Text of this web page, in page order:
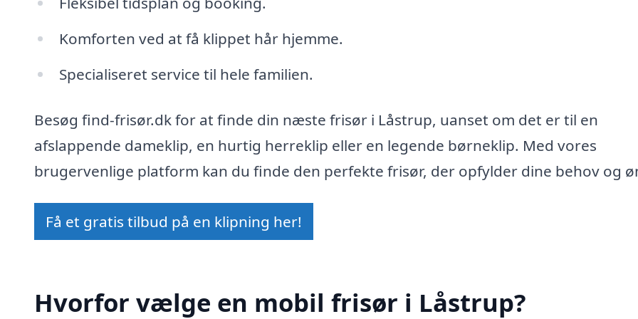
Komforten ved at få klippet hår hjemme.
Specialiseret service til hele familien.
Besøg find-frisør.dk for at finde din næste frisør i Låstrup, uanset om det er til en
afslappende dameklip, en hurtig herreklip eller en legende børneklip. Med vores
brugervenlige platform kan du finde den perfekte frisør, der opfylder dine behov og
Få et gratis tilbud på en klipning her!
Hvorfor vælge en mobil frisør i Låstrup?